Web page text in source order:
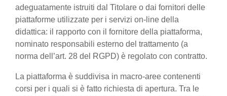
adeguatamente istruiti dal Titolare o dai fornitori delle
piattaforme utilizzate per i servizi on-line della
didattica: il rapporto con il fornitore della piattaforma,
nominato responsabili esterno del trattamento (a
norma dell’art. 28 del RGPD) è regolato con contratto.
La piattaforma è suddivisa in macro-aree contenenti
corsi per i quali si è fatto richiesta di apertura. Tra le